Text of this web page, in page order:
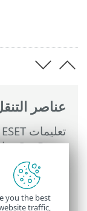
عناصر
تعليمات ESET عبر الإنترنت
On-Prem
>
>
Prem
>المهام
SysInspector (نظام Windows فقط)
you the best
traffic,